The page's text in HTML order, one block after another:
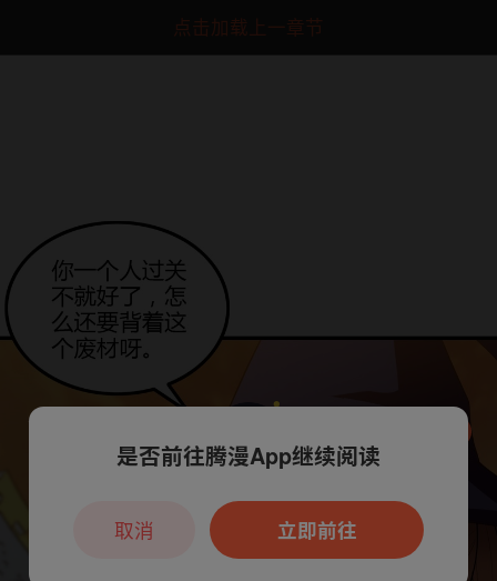
点击加载上一章节
本章节仅支持App阅读，可打开App新用
户7天免费看
是否前往腾漫App继续阅读
立即前往
取消